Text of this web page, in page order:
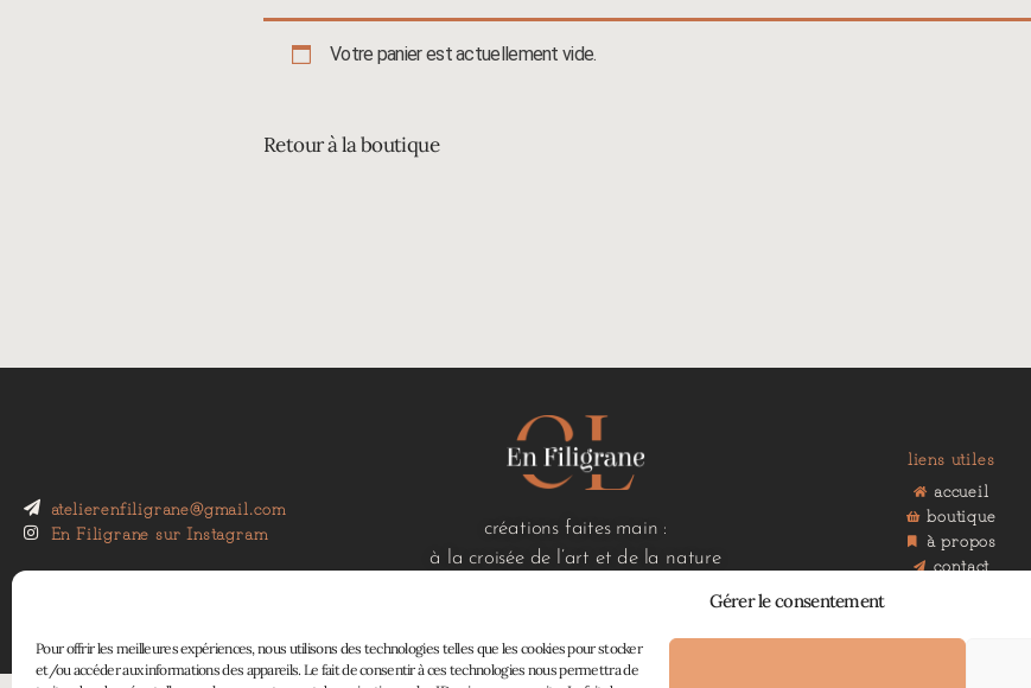
Gérer le consentement
Pour offrir les meilleures expériences, nous utilisons des technologies telles que les cookies pour stocker
et/ou accéder aux informations des appareils. Le fait de consentir à ces technologies nous permettra de
Votre panier est actuellement vide.
Retour à la boutique
atelierenfiligrane@gmail.com
En Filigrane sur Instagram
créations faites main :
à la croisée de l’art et de la nature
liens utiles
accueil
boutique
à propos
contact